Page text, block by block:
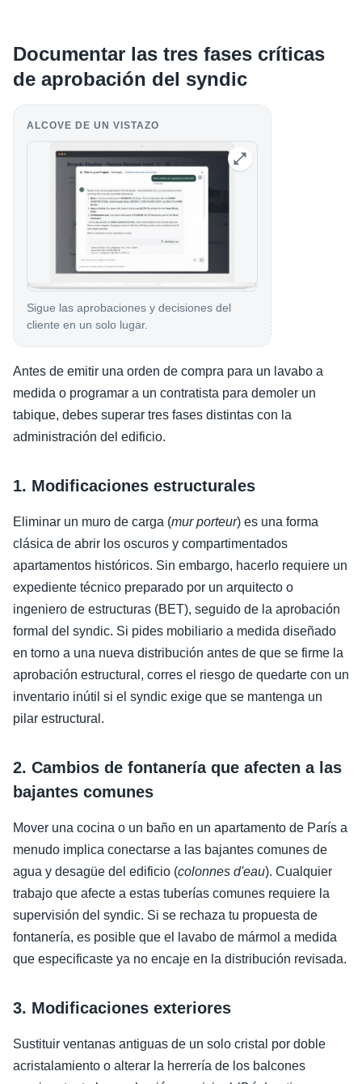
Documentar las tres fases críticas
de aprobación del syndic
ALCOVE DE UN VISTAZO
Sigue las aprobaciones y decisiones del
cliente en un solo lugar.
Antes de emitir una orden de compra para un lavabo a
medida o programar a un contratista para demoler un
tabique, debes superar tres fases distintas con la
administración del edificio.
1. Modificaciones estructurales
Eliminar un muro de carga (mur porteur) es una forma
clásica de abrir los oscuros y compartimentados
apartamentos históricos. Sin embargo, hacerlo requiere un
expediente técnico preparado por un arquitecto o
ingeniero de estructuras (BET), seguido de la aprobación
formal del syndic. Si pides mobiliario a medida diseñado
en torno a una nueva distribución antes de que se firme la
aprobación estructural, corres el riesgo de quedarte con un
inventario inútil si el syndic exige que se mantenga un
pilar estructural.
2. Cambios de fontanería que afecten a las
bajantes comunes
Mover una cocina o un baño en un apartamento de París a
menudo implica conectarse a las bajantes comunes de
agua y desagüe del edificio (colonnes d'eau). Cualquier
trabajo que afecte a estas tuberías comunes requiere la
supervisión del syndic. Si se rechaza tu propuesta de
fontanería, es posible que el lavabo de mármol a medida
que especificaste ya no encaje en la distribución revisada.
3. Modificaciones exteriores
Sustituir ventanas antiguas de un solo cristal por doble
acristalamiento o alterar la herrería de los balcones